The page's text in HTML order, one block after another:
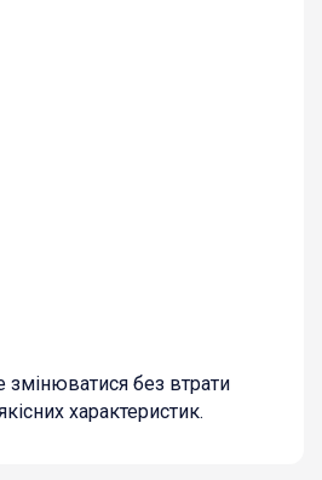
без втрати
характеристик.